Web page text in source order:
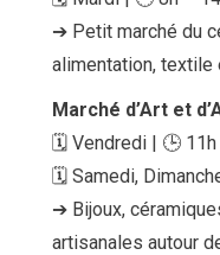
➔ Petit marché du
alimentation, textile
Marché d’Art et
🗓 Vendredi | 🕒
🗓 Samedi,
➔ Bijoux,
artisanales autour